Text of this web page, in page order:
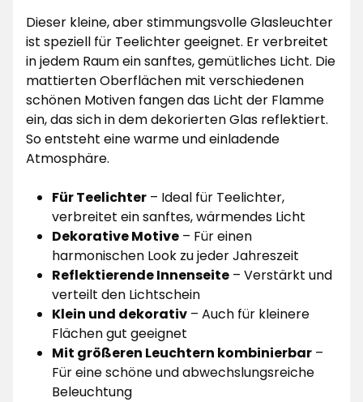
Dieser kleine, aber stimmungsvolle Glasleuchter
ist speziell für Teelichter geeignet. Er verbreitet
in jedem Raum ein sanftes, gemütliches Licht. Die
mattierten Oberflächen mit verschiedenen
schönen Motiven fangen das Licht der Flamme
ein, das sich in dem dekorierten Glas reflektiert.
So entsteht eine warme und einladende
Atmosphäre.
Für Teelichter – Ideal für Teelichter,
verbreitet ein sanftes, wärmendes Licht
Dekorative Motive – Für einen
harmonischen Look zu jeder Jahreszeit
Reflektierende Innenseite – Verstärkt und
verteilt den Lichtschein
Klein und dekorativ – Auch für kleinere
Flächen gut geeignet
Mit größeren Leuchtern kombinierbar –
Für eine schöne und abwechslungsreiche
Beleuchtung